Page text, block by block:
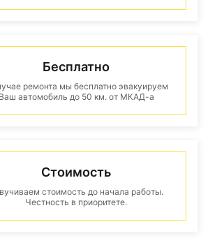
Бесплатно
ремонта мы бесплатно эвакуируем
Ваш автомобиль до 50 км. от МКАД-а
Стоимость
стоимость до начала работы.
Честность в приоритете.